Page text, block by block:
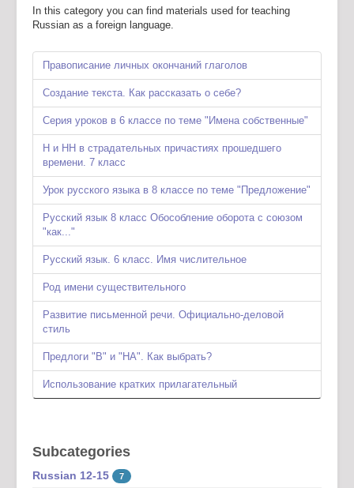
In this category you can find materials used for teaching
Russian as a foreign language.
Правописание личных окончаний глаголов
Создание текста. Как рассказать о себе?
Серия уроков в 6 классе по теме "Имена собственные"
Н и НН в страдательных причастиях прошедшего
времени. 7 класс
Урок русского языка в 8 классе по теме "Предложение"
Русский язык 8 класс Обособление оборота с союзом
"как..."
Русский язык. 6 класс. Имя числительное
Род имени существительного
Развитие письменной речи. Официально-деловой
стиль
Предлоги "В" и "НА". Как выбрать?
Использование кратких прилагательный
Subcategories
Russian 12-15 7